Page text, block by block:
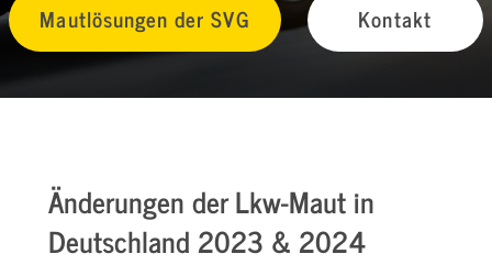
Mautlösungen der SVG Kontakt
Änderungen der Lkw-Maut in
Deutschland 2023 & 2024